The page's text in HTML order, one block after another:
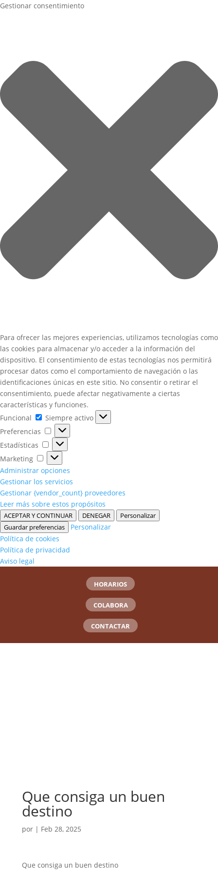
Gestionar consentimiento
Para ofrecer las mejores experiencias, utilizamos tecnologías como
las cookies para almacenar y/o acceder a la información del
dispositivo. El consentimiento de estas tecnologías nos permitirá
procesar datos como el comportamiento de navegación o las
identificaciones únicas en este sitio. No consentir o retirar el
consentimiento, puede afectar negativamente a ciertas
características y funciones.
Funcional
Funcional
Siempre activo
Preferencias
Preferencias
Estadísticas
Estadísticas
Marketing
Marketing
Administrar opciones
Gestionar los servicios
Gestionar {vendor_count} proveedores
Leer más sobre estos propósitos
ACEPTAR Y CONTINUAR DENEGAR
Personalizar
Guardar preferencias
Personalizar
Política de cookies
Política de privacidad
Aviso legal
HORARIOS
COLABORA
CONTACTAR
Que consiga un buen
destino
por | Feb 28, 2025
Que consiga un buen destino